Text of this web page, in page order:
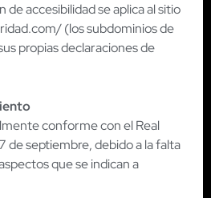
accesibilidad se aplica al sitio
(los subdominios de
propias declaraciones de
conforme con el Real
de septiembre, debido a la falta
que se indican a